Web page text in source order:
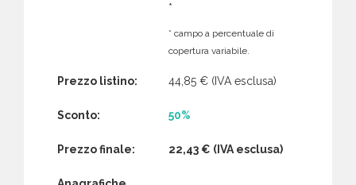
*
* campo a percentuale di
copertura variabile.
Prezzo listino: 44,85 € (IVA esclusa)
Sconto: 50%
Prezzo finale: 22,43 € (IVA esclusa)